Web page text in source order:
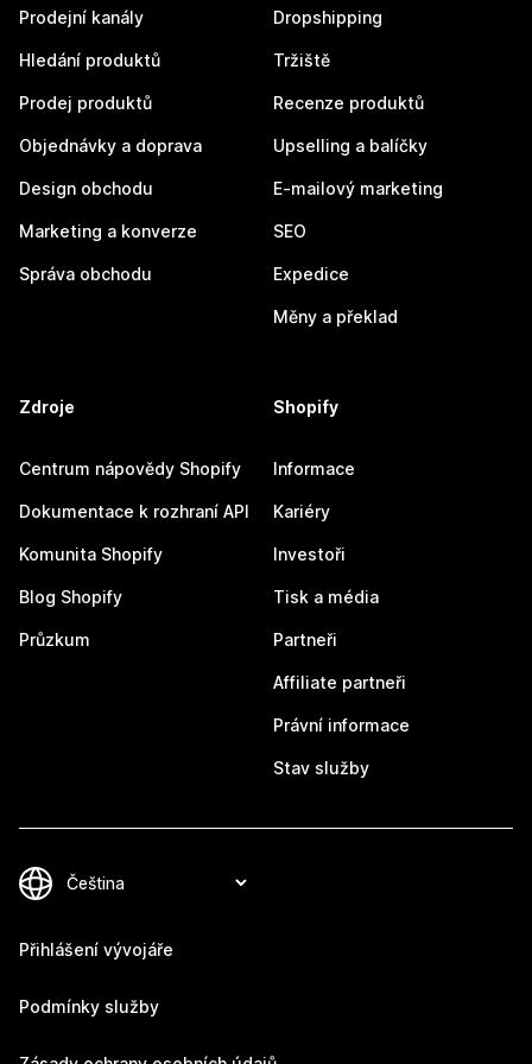
Prodejní kanály
Hledání produktů
Prodej produktů
Objednávky a doprava
Design obchodu
Marketing a konverze
Správa obchodu
Dropshipping
Tržiště
Recenze produktů
Upselling a balíčky
E-mailový marketing
SEO
Expedice
Měny a překlad
Zdroje
Centrum nápovědy Shopify
Dokumentace k rozhraní API
Komunita Shopify
Blog Shopify
Průzkum
Shopify
Informace
Kariéry
Investoři
Tisk a média
Partneři
Affiliate partneři
Právní informace
Stav služby
Přihlášení vývojáře
Podmínky služby